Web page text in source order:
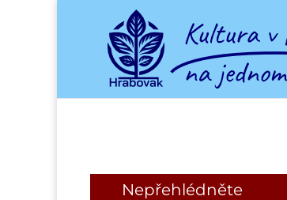
Nepřehlédněte